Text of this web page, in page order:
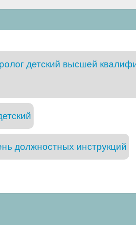
детский высшей
должностных инструкций